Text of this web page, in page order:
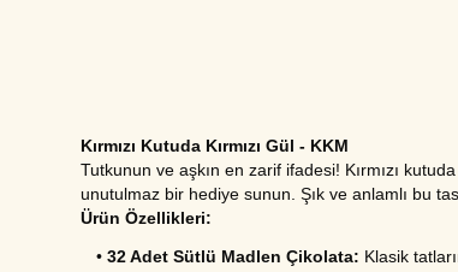
Kırmızı Kutuda Kırmızı Gül - KKM
Tutkunun ve aşkın en zarif ifadesi! Kırmızı
unutulmaz bir hediye sunun. Şık ve anlamlı bu
Ürün Özellikleri:
• 32 Adet Sütlü Madlen Çikolata: Klasik